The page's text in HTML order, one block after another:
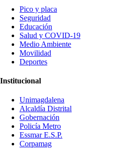
Pico y placa
Seguridad
Educación
Salud y COVID-19
Medio Ambiente
Movilidad
Deportes
Institucional
Unimagdalena
Alcaldía Distrital
Gobernación
Policía Metro
Essmar E.S.P.
Corpamag